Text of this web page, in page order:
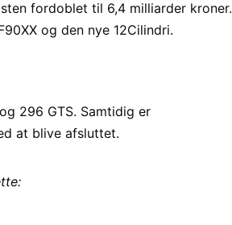
fordoblet til 6,4 milliarder kroner.
og den nye 12Cilindri.
296 GTS. Samtidig er
at blive afsluttet.